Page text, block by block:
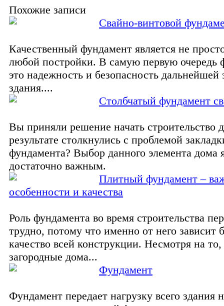
Похожие записи
Свайно-винтовой
Качественный фундамент является не
любой постройки. В самую первую очередь
это надежность и безопасность дальнейшей
здания....
Столбчатый фундамент
Вы приняли решение начать строительство
результате столкнулись с проблемой
фундамента? Выбор данного элемента дома
достаточно важным.
Плитный фундамент –
особенности и качества
Роль фундамента во время строительства
трудно, потому что именно от него зависит
качество всей конструкции. Несмотря на то,
загородные дома...
Фундамент
Фундамент передает нагрузку всего здания